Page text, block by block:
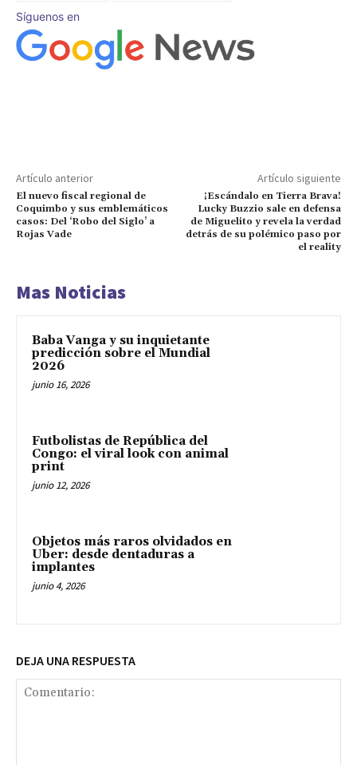
Síguenos en
Artículo anterior
El nuevo fiscal regional de
Coquimbo y sus emblemáticos
casos: Del ‘Robo del Siglo’ a
Rojas Vade
Artículo siguiente
¡Escándalo en Tierra Brava!
Lucky Buzzio sale en defensa
de Miguelito y revela la verdad
detrás de su polémico paso por
el reality
Mas Noticias
Baba Vanga y su inquietante
predicción sobre el Mundial
2026
junio 16, 2026
Futbolistas de República del
Congo: el viral look con animal
print
junio 12, 2026
Objetos más raros olvidados en
Uber: desde dentaduras a
implantes
junio 4, 2026
DEJA UNA RESPUESTA